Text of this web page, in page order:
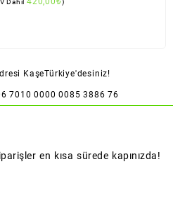
Dahil )
KaşeTürkiye'desiniz!
7010 0000 0085 3886 76
en kısa sürede kapınızda!